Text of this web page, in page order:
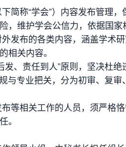
简称“学会”）内容发布管理
，维护学会公信力，依据国家
发布的各类内容，涵盖学术
相关内容。
、责任到人”原则，坚决杜绝
与专业把关，分为初审、复审
等相关工作的人员，须严格
。